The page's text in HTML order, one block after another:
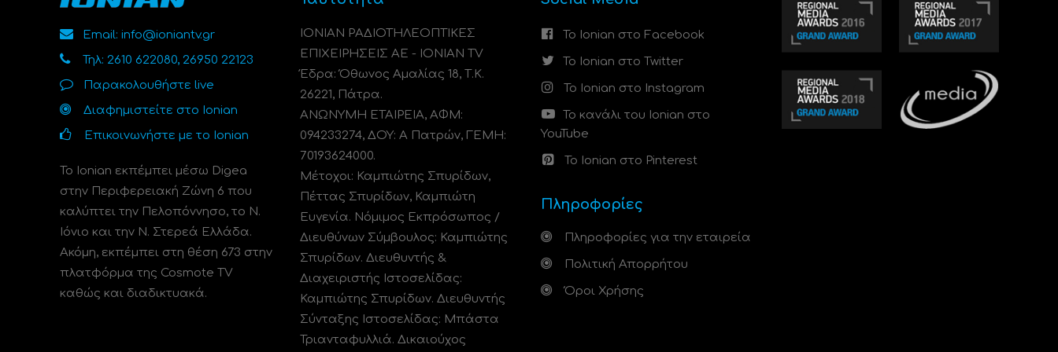
Email: info@ioniantv.gr
Τηλ: 2610 622080, 26950 22123
Παρακολουθήστε live
Διαφημιστείτε στο Ionian
Επικοινωνήστε με το Ionian
Το Ionian εκπέμπει μέσω Digea
στην Περιφερειακή Ζώνη 6 που
καλύπτει την Πελοπόννησο, το N.
Ιόνιο και την Ν. Στερεά Ελλάδα.
Ακόμη, εκπέμπει στη θέση 673 στην
πλατφόρμα της Cosmote TV
καθώς και διαδικτυακά.
ΙΟΝΙΑΝ ΡΑΔΙΟΤΗΛΕΟΠΤΙΚΕΣ
ΕΠΙΧΕΙΡΗΣΕΙΣ ΑΕ - IONIAN TV
Έδρα: Όθωνος Αμαλίας 18, Τ.Κ.
26221, Πάτρα.
ΑΝΩΝΥΜΗ ΕΤΑΙΡΕΙΑ, ΑΦΜ:
094233274, ΔΟΥ: A Πατρών, ΓΕΜΗ:
70193624000.
Μέτοχοι: Καμπιώτης Σπυρίδων,
Πέττας Σπυρίδων, Καμπιώτη
Ευγενία. Νόμιμος Εκπρόσωπος /
Διευθύνων Σύμβουλος: Καμπιώτης
Σπυρίδων. Διευθυντής &
Διαχειριστής Ιστοσελίδας:
Καμπιώτης Σπυρίδων. Διευθυντής
Σύνταξης Ιστοσελίδας: Μπάστα
Τριανταφυλλιά. Δικαιούχος
Το Ionian στο Facebook
Το Ionian στο Twitter
Το Ionian στο Instagram
Το κανάλι του Ionian στο
YouTube
Το Ionian στο Pinterest
Πληροφορίες
Πληροφορίες για την εταιρεία
Πολιτική Απορρήτου
Όροι Χρήσης